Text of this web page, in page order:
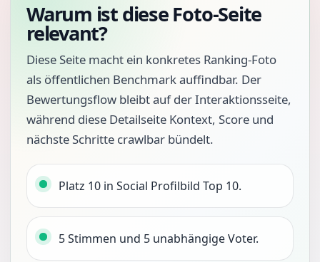
Warum ist diese Foto-Seite
relevant?
Diese Seite macht ein konkretes Ranking-Foto
als öffentlichen Benchmark auffindbar. Der
Bewertungsflow bleibt auf der Interaktionsseite,
während diese Detailseite Kontext, Score und
nächste Schritte crawlbar bündelt.
Platz 10 in Social Profilbild Top 10.
5 Stimmen und 5 unabhängige Voter.